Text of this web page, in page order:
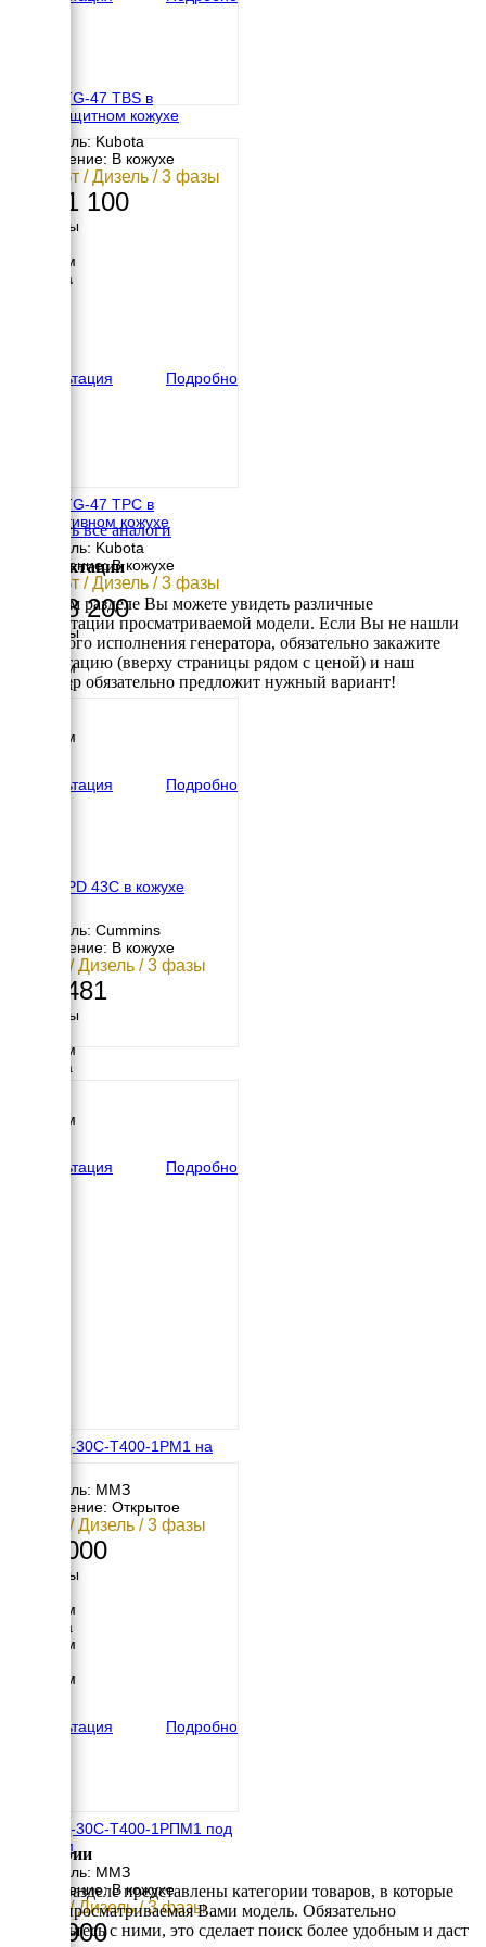
TOYO TG-47 TBS в
шумозащитном кожухе
Двигатель: Kubota
Исполнение: В кожухе
28.5 кВт / Дизель / 3 фазы
2 591 100
Размеры
2100 мм
Ширина
Консультация
Подробно
TOYO TG-47 TPC в
декоративном кожухе
Двигатель: Kubota
Исполнение: В кожухе
28.5 кВт / Дизель / 3 фазы
2 068 200
Размеры
1650 мм
Ширина
1000 мм
Консультация
Подробно
AKSA APD 43C в кожухе
Двигатель: Cummins
Исполнение: В кожухе
31 кВт / Дизель / 3 фазы
928 481
Размеры
2150 мм
Ширина
1540 мм
Консультация
Подробно
Смотреть все аналоги
Комплектации
В данном разделе Вы можете увидеть различные
комплектации просматриваемой модели. Если Вы не нашли
требуемого исполнения генератора, обязательно закажите
консультацию (вверху страницы рядом с ценой) и наш
менеджер обязательно предложит нужный вариант!
ТСС АД-30С-Т400-1РМ1 на
Двигатель: ММЗ
Исполнение: Открытое
30 кВт / Дизель / 3 фазы
818 000
Размеры
2000 мм
Ширина
1060 мм
1670 мм
Консультация
Подробно
ТСС АД-30С-Т400-1РПМ1 под
капотом
Двигатель: ММЗ
Исполнение: В кожухе
30 кВт / Дизель / 3 фазы
923 900
Категории
В этом разделе представлены категории товаров, в которые
входит просматриваемая Вами модель. Обязательно
ознакомьтесь с ними, это сделает поиск более удобным и даст